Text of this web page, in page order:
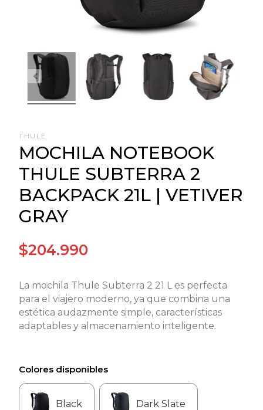
THULE
MOCHILA NOTEBOOK
THULE SUBTERRA 2
BACKPACK 21L | VETIVER
GRAY
$204.990
La mochila Thule Subterra 2 21 L es perfecta
para el viajero moderno, ya que combina una
estética audazmente simple, características
adaptables y almacenamiento inteligente.
Colores disponibles
Black Dark Slate